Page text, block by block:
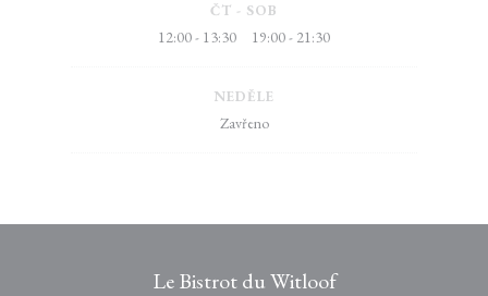
ČT - SOB
12:00 - 13:30 19:00 - 21:30
NEDĚLE
Zavřeno
Le Bistrot du Witloof